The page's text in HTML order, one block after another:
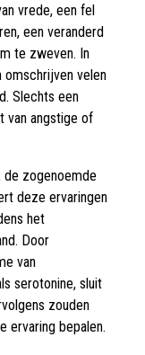
vrede, een fel
een veranderd
te zweven. In
omschrijven velen
Slechts een
van angstige of
de zogenoemde
deze ervaringen
het
Door
van
serotonine, sluit
zouden
ervaring bepalen.